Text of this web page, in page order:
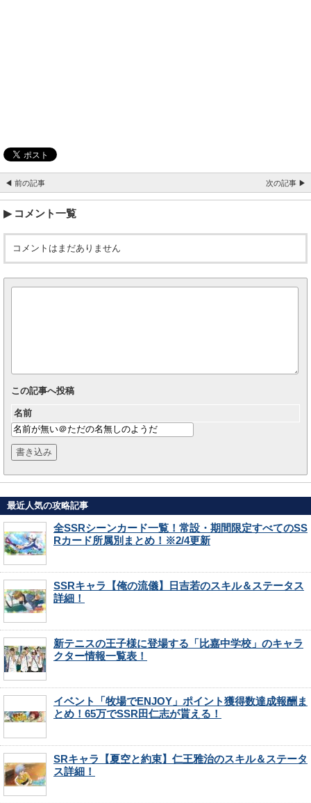
◀ 前の記事 次の記事 ▶
コメント一覧
コメントはまだありません
この記事へ投稿
名前
最近人気の攻略記事
全SSRシーンカード一覧！常設・期間限定すべてのSS
Rカード所属別まとめ！※2/4更新
SSRキャラ【俺の流儀】日吉若のスキル＆ステータス
詳細！
新テニスの王子様に登場する「比嘉中学校」のキャラ
クター情報一覧表！
イベント「牧場でENJOY」ポイント獲得数達成報酬ま
とめ！65万でSSR田仁志が貰える！
SRキャラ【夏空と約束】仁王雅治のスキル＆ステータ
ス詳細！